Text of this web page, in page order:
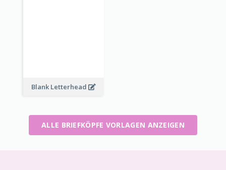
Blank Letterhead
ALLE BRIEFKÖPFE VORLAGEN ANZEIGEN